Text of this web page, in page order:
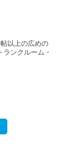
以上の広めの
ンクルーム・